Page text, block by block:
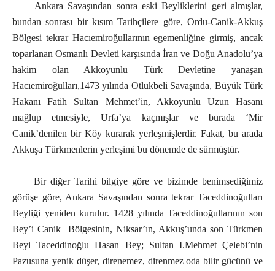
Ankara Savaşından sonra eski Beyliklerini geri almışlar,
bundan sonrası bir kısım Tarihçilere göre, Ordu-Canik-Akkuş
Bölgesi tekrar Hacıemiroğullarının egemenliğine girmiş, ancak
toparlanan Osmanlı Devleti karşısında İran ve Doğu Anadolu’ya
hakim olan Akkoyunlu Türk Devletine yanaşan
Hacıemiroğulları,1473 yılında Otlukbeli Savaşında, Büyük Türk
Hakanı Fatih Sultan Mehmet’in, Akkoyunlu Uzun Hasanı
mağlup etmesiyle, Urfa’ya kaçmışlar ve burada ‘Mir
Canik’denilen bir Köy kurarak yerleşmişlerdir. Fakat, bu arada
Akkuşa Türkmenlerin yerleşimi bu dönemde de sürmüştür.
Bir diğer Tarihi bilgiye göre ve bizimde benimsediğimiz
görüşe göre, Ankara Savaşından sonra tekrar Taceddinoğulları
Beyliği yeniden kurulur. 1428 yılında Taceddinoğullarının son
Bey’i Canik Bölgesinin, Niksar’ın, Akkuş’unda son Türkmen
Beyi Taceddinoğlu Hasan Bey; Sultan I.Mehmet Çelebi’nin
Pazusuna yenik düşer, direnemez, direnmez oda bilir gücünü ve